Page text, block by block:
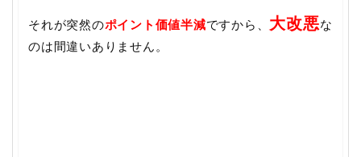
それが突然のポイント価値半減ですから、 大改悪な
のは間違いありません。